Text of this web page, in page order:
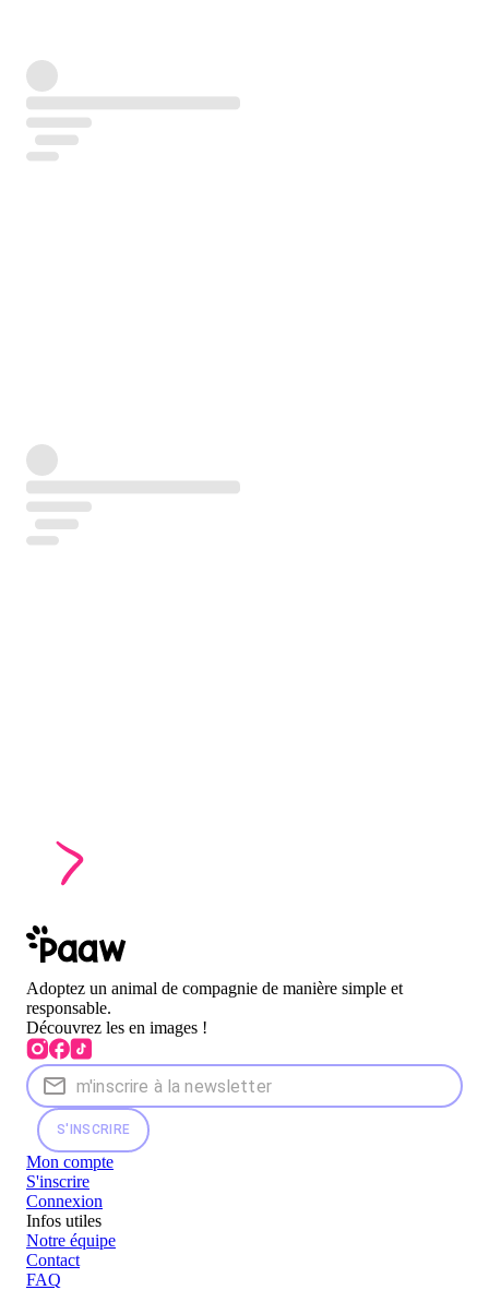
Adoptez un animal de compagnie de manière simple et
responsable.
Découvrez les en images !
S'INSCRIRE
Mon compte
S'inscrire
Connexion
Infos utiles
Notre équipe
Contact
FAQ